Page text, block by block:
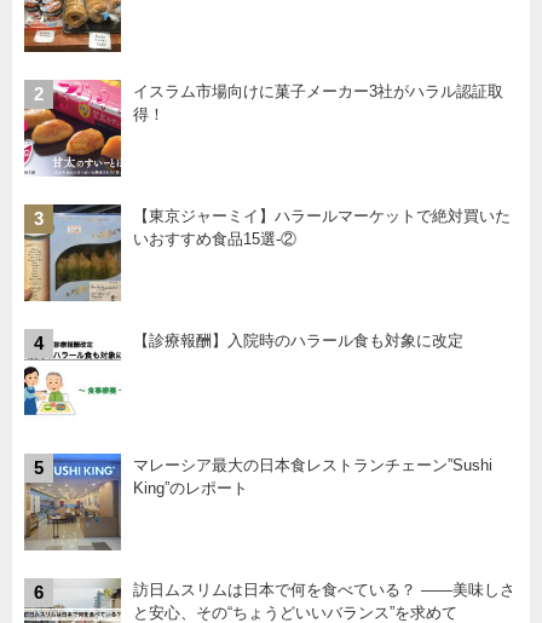
2
イスラム市場向けに菓子メーカー3社がハラル認証取
得！
3
【東京ジャーミイ】ハラールマーケットで絶対買いた
いおすすめ食品15選-②
4 【診療報酬】入院時のハラール食も対象に改定
5
マレーシア最大の日本食レストランチェーン”Sushi
King”のレポート
6
訪日ムスリムは日本で何を食べている？ ――美味しさ
と安心、その“ちょうどいいバランス”を求めて